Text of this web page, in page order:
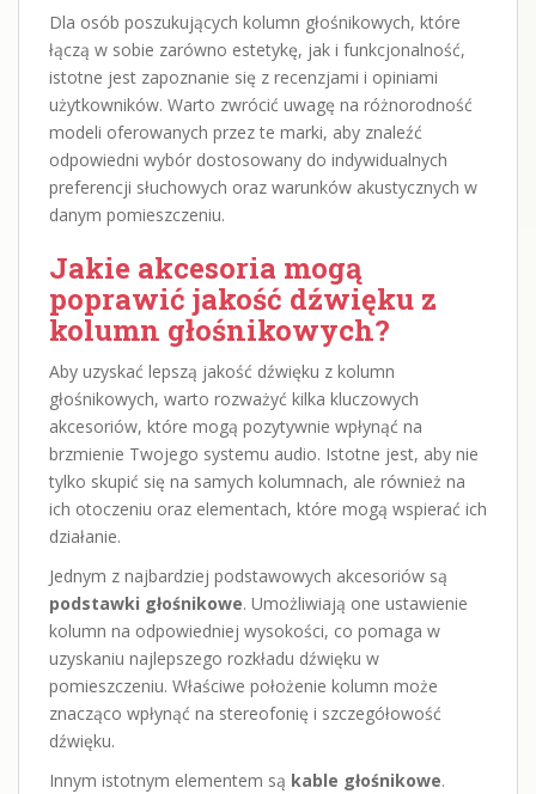
Dla osób poszukujących kolumn głośnikowych, które
łączą w sobie zarówno estetykę, jak i funkcjonalność,
istotne jest zapoznanie się z recenzjami i opiniami
użytkowników. Warto zwrócić uwagę na różnorodność
modeli oferowanych przez te marki, aby znaleźć
odpowiedni wybór dostosowany do indywidualnych
preferencji słuchowych oraz warunków akustycznych w
danym pomieszczeniu.
Jakie akcesoria mogą
poprawić jakość dźwięku z
kolumn głośnikowych?
Aby uzyskać lepszą jakość dźwięku z kolumn
głośnikowych, warto rozważyć kilka kluczowych
akcesoriów, które mogą pozytywnie wpłynąć na
brzmienie Twojego systemu audio. Istotne jest, aby nie
tylko skupić się na samych kolumnach, ale również na
ich otoczeniu oraz elementach, które mogą wspierać ich
działanie.
Jednym z najbardziej podstawowych akcesoriów są
podstawki głośnikowe. Umożliwiają one ustawienie
kolumn na odpowiedniej wysokości, co pomaga w
uzyskaniu najlepszego rozkładu dźwięku w
pomieszczeniu. Właściwe położenie kolumn może
znacząco wpłynąć na stereofonię i szczegółowość
dźwięku.
Innym istotnym elementem są kable głośnikowe.